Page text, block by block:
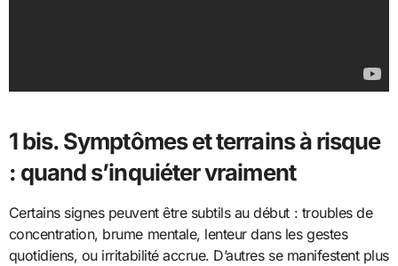
1 bis. Symptômes et terrains à risque
: quand s’inquiéter vraiment
Certains signes peuvent être subtils au début : troubles de
concentration, brume mentale, lenteur dans les gestes
quotidiens, ou irritabilité accrue. D’autres se manifestent plus